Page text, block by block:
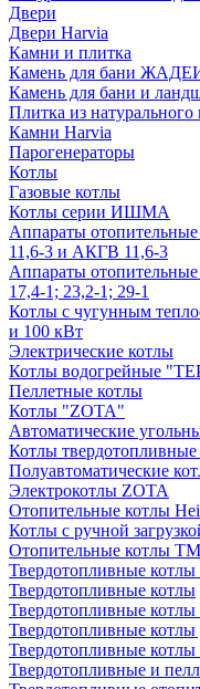
Двери
Двери Harvia
Камни и плитка
Камень для бани
Камень для бани и
Плитка из натурального
Камни Harvia
Парогенераторы
Котлы
Газовые котлы
Котлы серии ИШМА
Аппараты
11,6-3 и АКГВ 11,6-3
Аппараты
17,4-1; 23,2-1; 29-1
Котлы с чугунным
и 100 кВт
Электрические котлы
Котлы водогрейные
Пеллетные котлы
Котлы "ZOTA"
Автоматические
Котлы
Полуавтоматические
Электрокотлы ZOTA
Отопительные котлы
Котлы с ручной
Отопительные котлы
Твердотопливные котлы
Твердотопливные котлы
Твердотопливные котлы
Твердотопливные котлы
Твердотопливные котлы
Твердотопливные и